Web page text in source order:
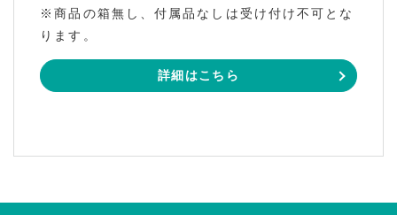
※商品の箱無し、付属品なしは受け付け不可とな
ります。
詳細はこちら